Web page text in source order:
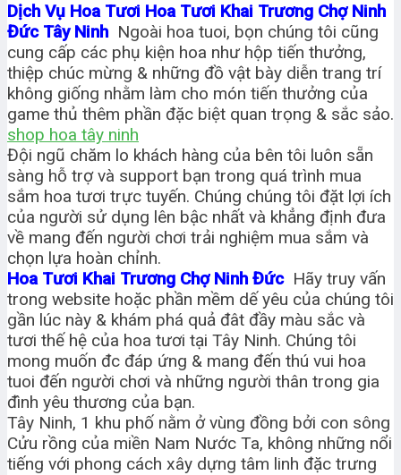
Dịch Vụ Hoa Tươi Hoa Tươi Khai Trương Chợ Ninh
Đức Tây Ninh Ngoài hoa tuoi, bọn chúng tôi cũng
cung cấp các phụ kiện hoa như hộp tiến thưởng,
thiệp chúc mừng & những đồ vật bày diễn trang trí
không giống nhằm làm cho món tiến thưởng của
game thủ thêm phần đặc biệt quan trọng & sắc sảo.
shop hoa tây ninh
Đội ngũ chăm lo khách hàng của bên tôi luôn sẵn
sàng hỗ trợ và support bạn trong quá trình mua
sắm hoa tươi trực tuyến. Chúng chúng tôi đặt lợi ích
của người sử dụng lên bậc nhất và khẳng định đưa
về mang đến người chơi trải nghiệm mua sắm và
chọn lựa hoàn chỉnh.
Hoa Tươi Khai Trương Chợ Ninh ĐứcHãy truy vấn
trong website hoặc phần mềm dế yêu của chúng tôi
gần lúc này & khám phá quả đât đầy màu sắc và
tươi thế hệ của hoa tươi tại Tây Ninh. Chúng tôi
mong muốn đc đáp ứng & mang đến thú vui hoa
tuoi đến người chơi và những người thân trong gia
đình yêu thương của bạn.
Tây Ninh, 1 khu phố nằm ở vùng đồng bởi con sông
Cửu rồng của miền Nam Nước Ta, không những nổi
tiếng với phong cách xây dựng tâm linh đặc trưng